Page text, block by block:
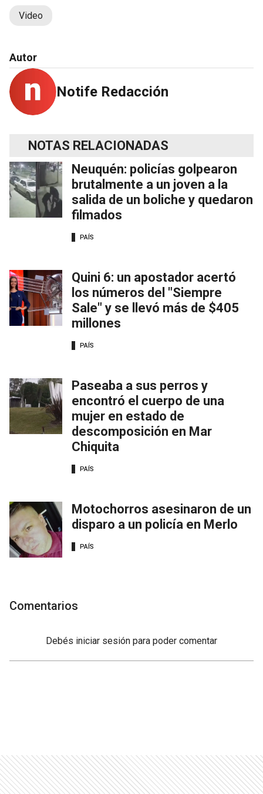
Video
Autor
Notife Redacción
NOTAS RELACIONADAS
Neuquén: policías golpearon
brutalmente a un joven a la
salida de un boliche y quedaron
filmados
PAÍS
Quini 6: un apostador acertó
los números del "Siempre
Sale" y se llevó más de $405
millones
PAÍS
Paseaba a sus perros y
encontró el cuerpo de una
mujer en estado de
descomposición en Mar
Chiquita
PAÍS
Motochorros asesinaron de un
disparo a un policía en Merlo
PAÍS
Comentarios
Debés iniciar sesión para poder comentar